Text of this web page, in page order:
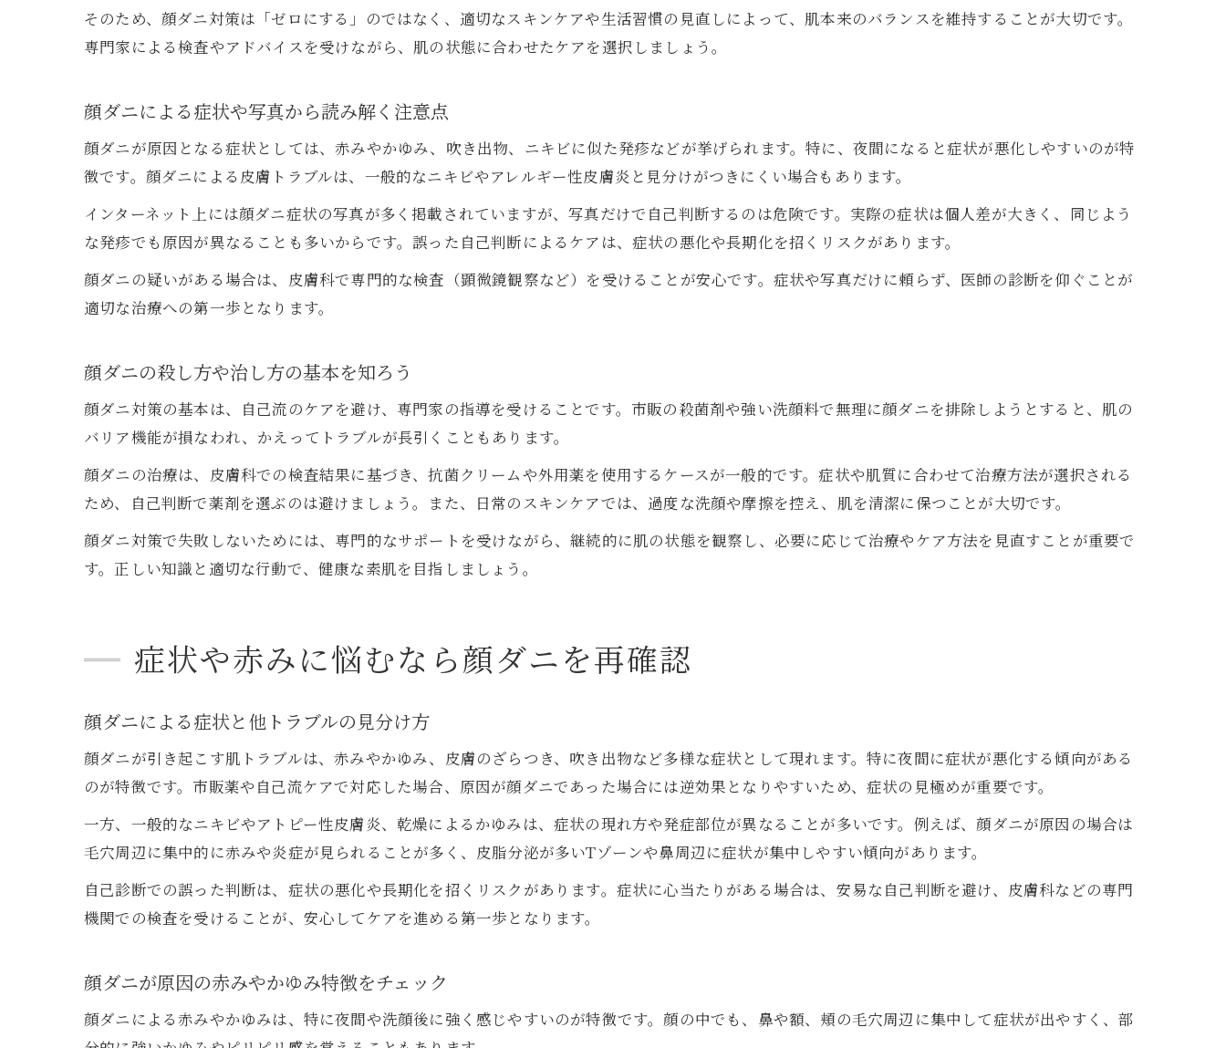
顔ダニ専門知識で肌トラブルを根本から予防
顔ダニの寿命と生態を理解した正しい対策法
顔ダニいないとどうなるか専門家の見解紹介
そのため、顔ダニ対策は「ゼロにする」のではなく、適切なスキンケアや生活習慣の見直しによって、肌本来のバランスを維持することが大切です。
専門家による検査やアドバイスを受けながら、肌の状態に合わせたケアを選択しましょう。
顔ダニによる症状や写真から読み解く注意点
顔ダニが原因となる症状としては、赤みやかゆみ、吹き出物、ニキビに似た発疹などが挙げられます。特に、夜間になると症状が悪化しやすいのが特
徴です。顔ダニによる皮膚トラブルは、一般的なニキビやアレルギー性皮膚炎と見分けがつきにくい場合もあります。
インターネット上には顔ダニ症状の写真が多く掲載されていますが、写真だけで自己判断するのは危険です。実際の症状は個人差が大きく、同じよう
な発疹でも原因が異なることも多いからです。誤った自己判断によるケアは、症状の悪化や長期化を招くリスクがあります。
顔ダニの疑いがある場合は、皮膚科で専門的な検査（顕微鏡観察など）を受けることが安心です。症状や写真だけに頼らず、医師の診断を仰ぐことが
適切な治療への第一歩となります。
顔ダニの殺し方や治し方の基本を知ろう
顔ダニ対策の基本は、自己流のケアを避け、専門家の指導を受けることです。市販の殺菌剤や強い洗顔料で無理に顔ダニを排除しようとすると、肌の
バリア機能が損なわれ、かえってトラブルが長引くこともあります。
顔ダニの治療は、皮膚科での検査結果に基づき、抗菌クリームや外用薬を使用するケースが一般的です。症状や肌質に合わせて治療方法が選択される
ため、自己判断で薬剤を選ぶのは避けましょう。また、日常のスキンケアでは、過度な洗顔や摩擦を控え、肌を清潔に保つことが大切です。
顔ダニ対策で失敗しないためには、専門的なサポートを受けながら、継続的に肌の状態を観察し、必要に応じて治療やケア方法を見直すことが重要で
す。正しい知識と適切な行動で、健康な素肌を目指しましょう。
症状や赤みに悩むなら顔ダニを再確認
顔ダニによる症状と他トラブルの見分け方
顔ダニが引き起こす肌トラブルは、赤みやかゆみ、皮膚のざらつき、吹き出物など多様な症状として現れます。特に夜間に症状が悪化する傾向がある
のが特徴です。市販薬や自己流ケアで対応した場合、原因が顔ダニであった場合には逆効果となりやすいため、症状の見極めが重要です。
一方、一般的なニキビやアトピー性皮膚炎、乾燥によるかゆみは、症状の現れ方や発症部位が異なることが多いです。例えば、顔ダニが原因の場合は
毛穴周辺に集中的に赤みや炎症が見られることが多く、皮脂分泌が多いTゾーンや鼻周辺に症状が集中しやすい傾向があります。
自己診断での誤った判断は、症状の悪化や長期化を招くリスクがあります。症状に心当たりがある場合は、安易な自己判断を避け、皮膚科などの専門
機関での検査を受けることが、安心してケアを進める第一歩となります。
顔ダニが原因の赤みやかゆみ特徴をチェック
顔ダニによる赤みやかゆみは、特に夜間や洗顔後に強く感じやすいのが特徴です。顔の中でも、鼻や額、頬の毛穴周辺に集中して症状が出やすく、部